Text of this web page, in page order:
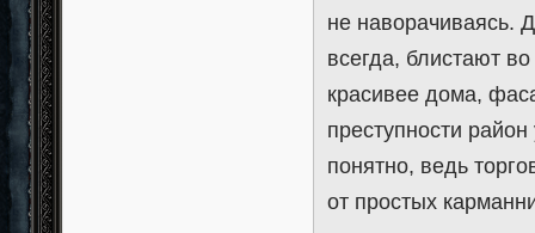
не наворачиваясь.
всегда, блистают
красивее дома,
преступности
понятно, ведь
от простых